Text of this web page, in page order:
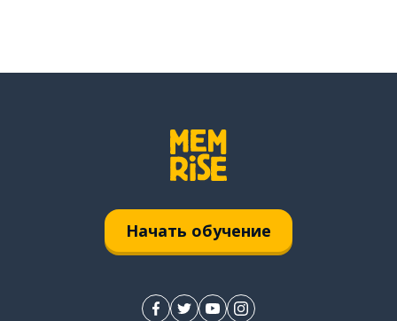
Начать обучение